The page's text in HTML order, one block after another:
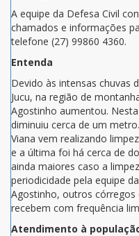
A equipe da Defesa Civil
chamados e informações
telefone (27) 99860 4360.
Entenda
Devido às intensas chuvas
Jucu, na região de
Agostinho aumentou.
diminuiu cerca de um
Viana vem realizando
e a última foi há cerca de
ainda maiores caso a
periodicidade pela equipe
Agostinho, outros
recebem com frequência
Atendimento à